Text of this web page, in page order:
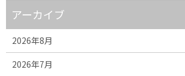
アーカイブ
2026年8月
2026年7月